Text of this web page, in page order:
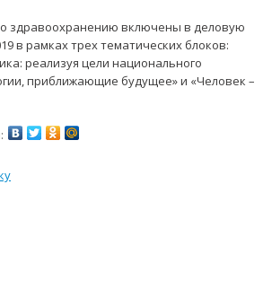
здравоохранению включены в деловую
в рамках трех тематических блоков:
реализуя цели национального
приближающие будущее» и «Человек –